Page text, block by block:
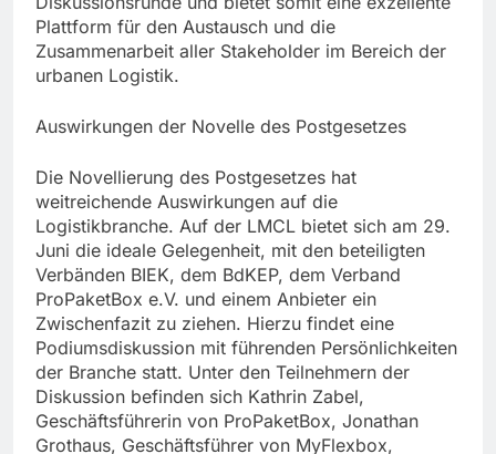
Plattform für den Austausch und die
Zusammenarbeit aller Stakeholder im Bereich der
urbanen Logistik.
Auswirkungen der Novelle des Postgesetzes
Die Novellierung des Postgesetzes hat
weitreichende Auswirkungen auf die
Logistikbranche. Auf der LMCL bietet sich am 29.
Juni die ideale Gelegenheit, mit den beteiligten
Verbänden BIEK, dem BdKEP, dem Verband
ProPaketBox e.V. und einem Anbieter ein
Zwischenfazit zu ziehen. Hierzu findet eine
Podiumsdiskussion mit führenden Persönlichkeiten
der Branche statt. Unter den Teilnehmern der
Diskussion befinden sich Kathrin Zabel,
Geschäftsführerin von ProPaketBox, Jonathan
Grothaus, Geschäftsführer von MyFlexbox,